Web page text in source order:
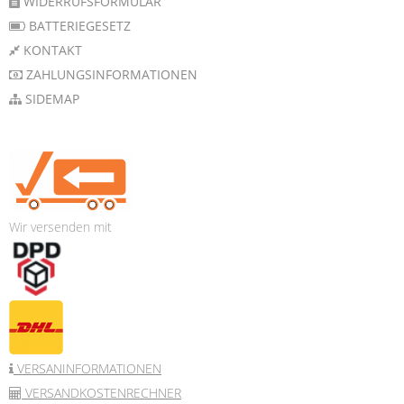
BATTERIEGESETZ
KONTAKT
ZAHLUNGSINFORMATIONEN
SIDEMAP
Wir versenden mit
VERSANINFORMATIONEN
VERSANDKOSTENRECHNER